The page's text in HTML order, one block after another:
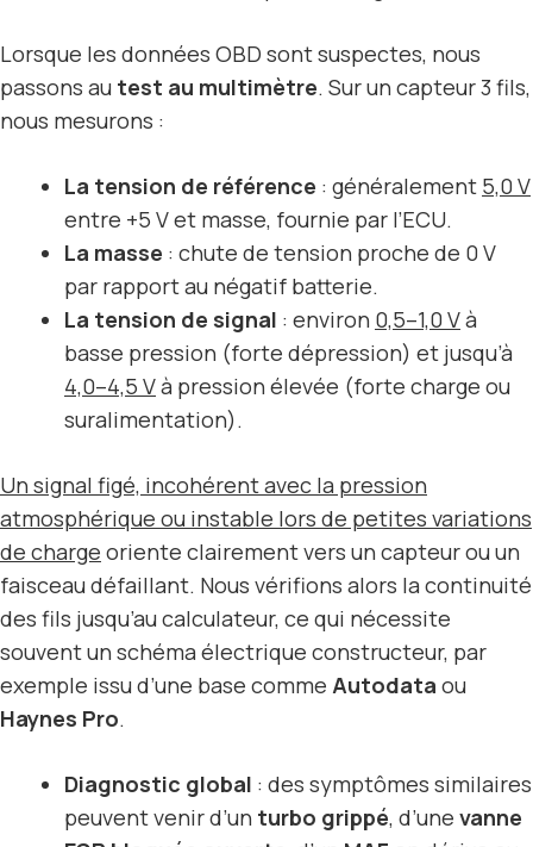
Lorsque les données OBD sont suspectes, nous
passons au test au multimètre. Sur un capteur 3 fils,
nous mesurons :
La tension de référence : généralement 5,0 V
entre +5 V et masse, fournie par l’ECU.
La masse : chute de tension proche de 0 V
par rapport au négatif batterie.
La tension de signal : environ 0,5–1,0 Và
basse pression (forte dépression) et jusqu’à
4,0–4,5 Và pression élevée (forte charge ou
suralimentation).
Un signal figé, incohérent avec la pression
atmosphérique ou instable lors de petites variations
de charge oriente clairement vers un capteur ou un
faisceau défaillant. Nous vérifions alors la continuité
des fils jusqu’au calculateur, ce qui nécessite
souvent un schéma électrique constructeur, par
exemple issu d’une base comme Autodata ou
Haynes Pro.
Diagnostic global : des symptômes similaires
peuvent venir d’un turbo grippé, d’une vanne